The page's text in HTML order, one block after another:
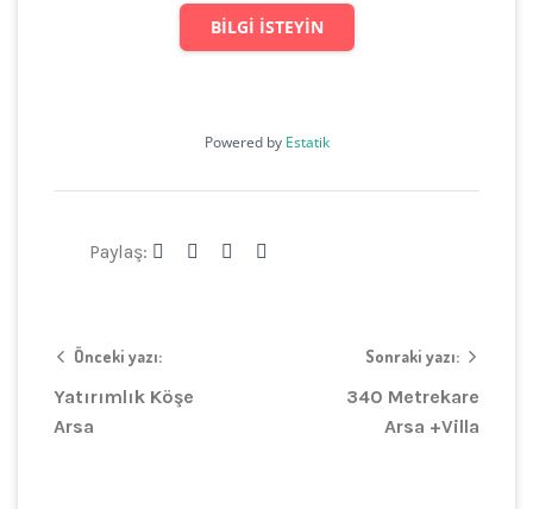
BILGI ISTEYIN
Powered by Estatik
Paylaş:
Önceki yazı:
Yatırımlık Köşe
Arsa
Sonraki yazı:
340 Metrekare
Arsa +Villa